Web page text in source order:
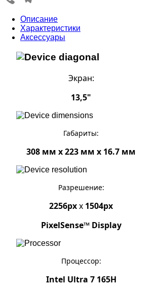
Описание
Характеристики
Аксессуары
Экран:
13,5"
Габариты:
308 мм x 223 мм x 16.7 мм
Разрешение:
2256pxx 1504px
PixelSense™ Display
Процессор:
Intel Ultra 7 165H